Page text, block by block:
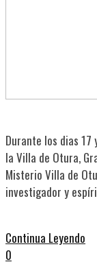
Durante los dias
la Villa de Otura,
Misterio Villa de
investigador y
Continua Leyendo
0